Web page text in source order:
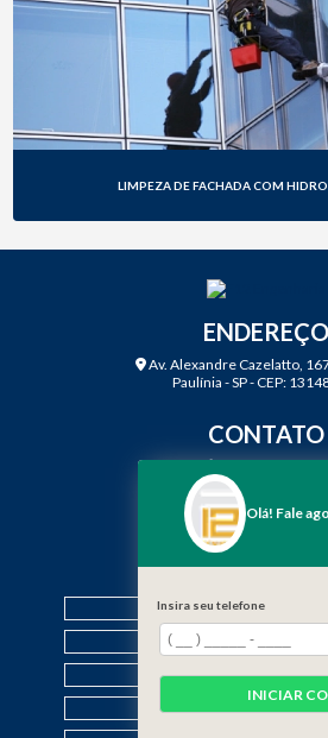
LIMPEZA DE FACHADA COM
ENDEREÇO
Av. Alexandre Cazelatto,
Paulínia - SP - CEP:
CONTATO
(19) 99968-7979
MENU
HOME
QUEM SOMOS
SERVIÇOS
CONTATO
Olá! Fale
Insira seu telefone
INICIAR